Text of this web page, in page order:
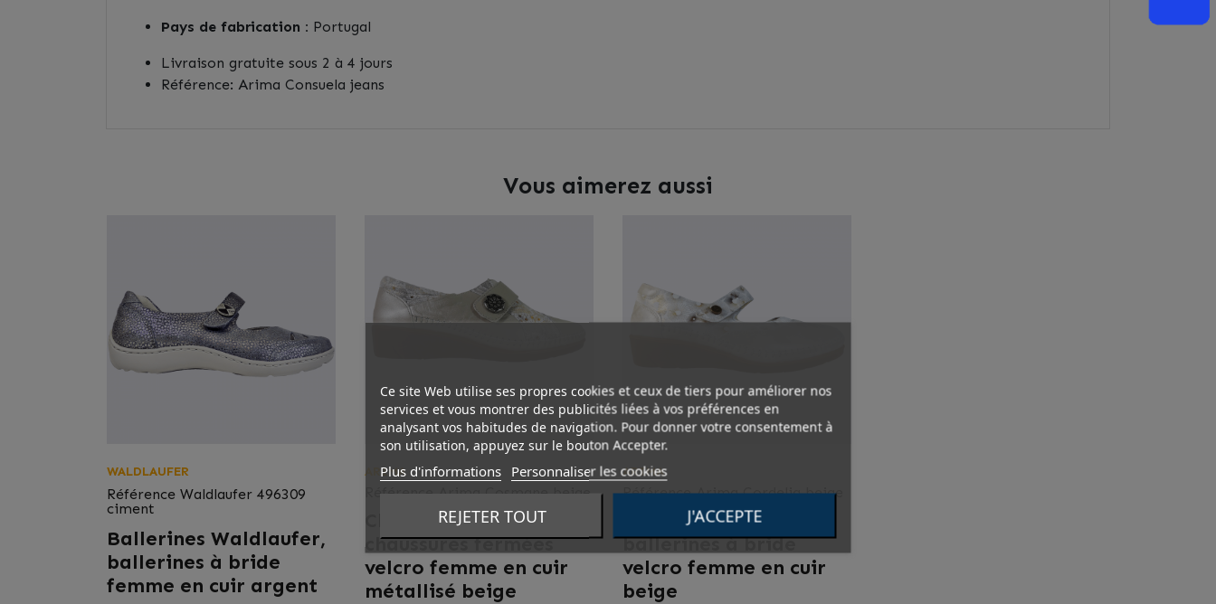
Pays de fabrication : Portugal
Livraison gratuite sous 2 à 4 jours
Référence: Arima Consuela jeans
Vous aimerez aussi
WALDLAUFER
Référence Waldlaufer 496309
ciment
Ballerines Waldlaufer,
ballerines à bride
femme en cuir argent
ARIMA
Référence Arima Cosmane beige
Chaussures Arima,
chaussures fermées
velcro femme en cuir
métallisé beige
ARIMA
Référence Arima Cordelia beige
Ballerines Arima,
ballerines à bride
velcro femme en cuir
beige
Ce site Web utilise ses propres cookies et ceux de tiers pour améliorer nos
services et vous montrer des publicités liées à vos préférences en
analysant vos habitudes de navigation. Pour donner votre consentement à
son utilisation, appuyez sur le bouton Accepter.
Plus d'informations Personnaliser les cookies
REJETER TOUT J'ACCEPTE